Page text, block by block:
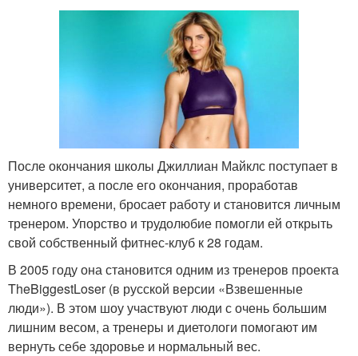
После окончания школы Джиллиан Майклс поступает в
университет, а после его окончания, проработав
немного времени, бросает работу и становится личным
тренером. Упорство и трудолюбие помогли ей открыть
свой собственный фитнес-клуб к 28 годам.
В 2005 году она становится одним из тренеров проекта
TheBiggestLoser (в русской версии «Взвешенные
люди»). В этом шоу участвуют люди с очень большим
лишним весом, а тренеры и диетологи помогают им
вернуть себе здоровье и нормальный вес.